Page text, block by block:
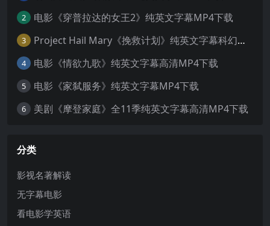
2 电影《穿普拉达的女王2》纯英文字幕MP4下载
3 Project Hail Mary《挽救计划》纯英文字幕科幻电影MP4下载
4 电影《情欲九歌》纯英文字幕高清MP4下载
5 电影《家弑服务》纯英文字幕MP4下载
6 美剧《摩登家庭》全11季纯英文字幕高清MP4下载
分类
影视名著解读
无字幕电影
看电影学英语